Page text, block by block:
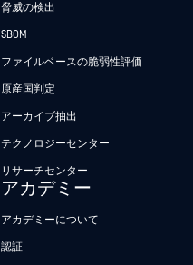
脅威の検出
SBOM
ファイルベースの脆弱性評価
原産国判定
アーカイブ抽出
テクノロジーセンター
リサーチセンター
アカデミー
アカデミーについて
認証